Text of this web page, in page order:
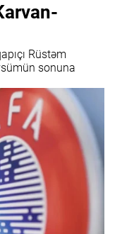
Rüstəm
sonuna